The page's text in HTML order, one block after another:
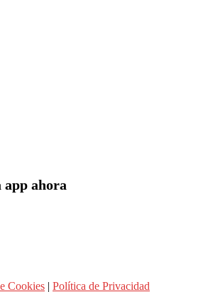
app ahora
Cookies | Política de Privacidad